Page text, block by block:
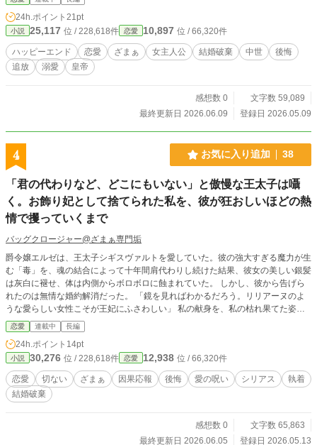
24h.ポイント 21pt
小説 25,117 位 / 228,618件 恋愛 10,897 位 / 66,320件
ハッピーエンド 恋愛 ざまぁ 女主人公 結婚破棄 中世
後悔
追放
溺愛 皇帝
感想数 0
文字数 59,089
最終更新日 2026.06.09
登録日 2026.05.09
4 お気に入り追加 38
「君の代わりなど、どこにもいない」と傲慢な王太子は囁
く。お飾り妃として捨てられた私を、彼が狂おしいほどの熱
情で攫っていくまで
バッグクロージャー@ざまぁ専門垢
爵令嬢エルゼは、王太子シギスヴァルトを愛していた。彼の強大すぎる魔力が生
む「毒」を、魂の結合によって十年間肩代わりし続けた結果、彼女の美しい銀髪
は灰白に褪せ、体は内側からボロボロに蝕まれていた。 しかし、彼から告げら
れたのは無情な婚約解消だった。 「鏡を見ればわかるだろう。リリアーヌのよ
うな愛らしい女性こそが王妃にふさわしい」 私の献身を、私の枯れ果てた姿
を、貴方は「出来損ない」と笑って切り捨てた。 全ての未練を焼き捨てたエル
ゼは、最後に一つの「贈り物」を用意する。 それは、自らの血を混ぜた禁薬―
―最期の瞬間に絶世の美しさを与え、同時にこれまで抑え込んできた「十年分の
猛毒」を全て持ち主へと還す、残酷な呪い。 王太子の輝かしい祝宴の夜。 純白
のドレスを鮮血に染めて微笑むエルゼの死顔は、一生消えない刻印として彼の魂
を焼き尽くしていく。 守る者を失い、自滅していく男に救いはなく――。 一人
の令嬢が命を懸けて仕掛ける、最も美しく凄惨な復讐劇。
恋愛 連載中 長編
24h.ポイント 14pt
小説 30,276 位 / 228,618件 恋愛 12,938 位 / 66,320件
恋愛 切ない ざまぁ 因果応報 後悔 愛の呪い シリアス
執着
結婚破棄
感想数 0
文字数 65,863
最終更新日 2026.06.05
登録日 2026.05.13